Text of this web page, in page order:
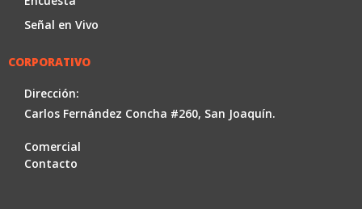
Señal en Vivo
CORPORATIVO
Dirección:
Carlos Fernández Concha #260, San Joaquín.
Comercial
Contacto